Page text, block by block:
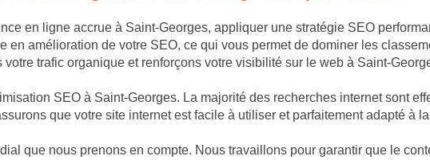
en ligne accrue à Saint-Georges, appliquer une stratégie SEO
en amélioration de votre SEO, ce qui vous permet de dominer les
trafic organique et renforçons votre visibilité sur le web à Saint-
SEO à Saint-Georges. La majorité des recherches internet sont
que votre site internet est facile à utiliser et parfaitement adapté à
que nous prenons en compte. Nous travaillons pour garantir que le